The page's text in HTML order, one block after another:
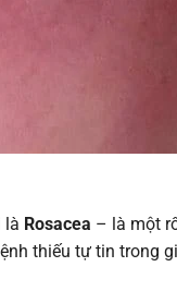
là Rosacea – là một
thiếu tự tin trong